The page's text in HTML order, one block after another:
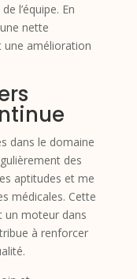
l’équipe. En
nette
une amélioration
dans le domaine
des
aptitudes et me
médicales. Cette
un moteur dans
à renforcer